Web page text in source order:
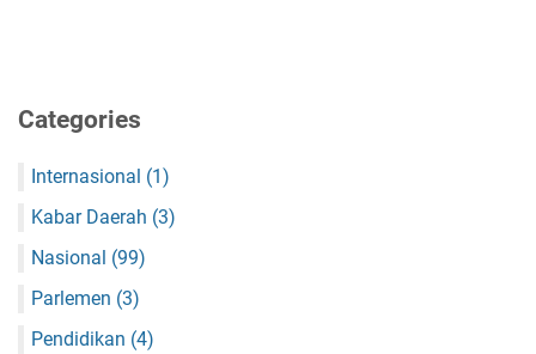
Categories
Internasional (1)
Kabar Daerah (3)
Nasional (99)
Parlemen (3)
Pendidikan (4)